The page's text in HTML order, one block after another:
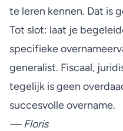
te leren kennen. Dat is
Tot slot: laat je
specifieke
generalist. Fiscaal,
tegelijk is geen
succesvolle overname.
— Floris